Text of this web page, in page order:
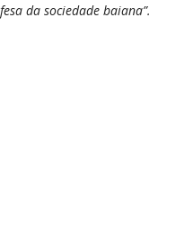
da sociedade baiana”.